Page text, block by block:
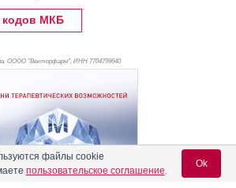
кодов МКБ
ОООО "Векторфарм", ИНН 7704799640
файлы cookie
пользовательское соглашение.
Ok